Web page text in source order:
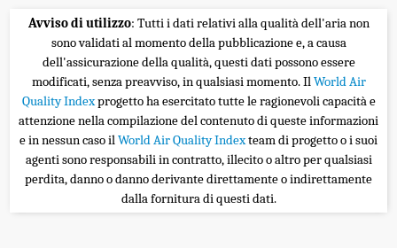
Avviso di utilizzo: Tutti i dati relativi alla qualità dell'aria non
sono validati al momento della pubblicazione e, a causa
dell'assicurazione della qualità, questi dati possono essere
modificati, senza preavviso, in qualsiasi momento. IlWorld Air
Quality Indexprogetto ha esercitato tutte le ragionevoli capacità e
attenzione nella compilazione del contenuto di queste informazioni
e in nessun caso ilWorld Air Quality Indexteam di progetto o i suoi
agenti sono responsabili in contratto, illecito o altro per qualsiasi
perdita, danno o danno derivante direttamente o indirettamente
dalla fornitura di questi dati.